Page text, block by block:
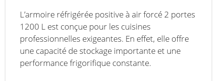
L’armoire réfrigérée positive à air forcé 2 portes
1200 L est conçue pour les cuisines
professionnelles exigeantes. En effet, elle offre
une capacité de stockage importante et une
performance frigorifique constante.